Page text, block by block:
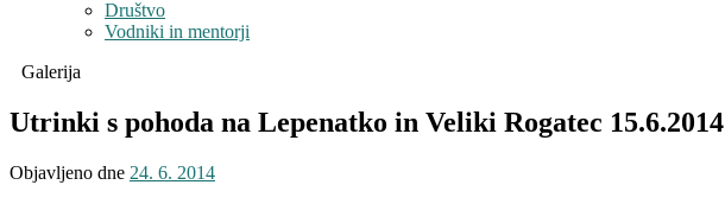
Društvo
Vodniki in mentorji
Galerija
Utrinki s pohoda na Lepenatko in Veliki Rogatec 15.6.2014
Objavljeno dne 24. 6. 2014